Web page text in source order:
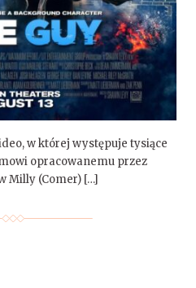
w której występuje tysiące
opracowanemu przez
Milly (Comer) […]